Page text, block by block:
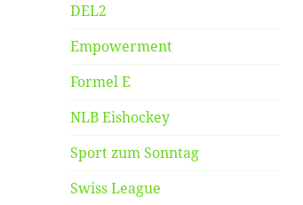
DEL2
Empowerment
Formel E
NLB Eishockey
Sport zum Sonntag
Swiss League